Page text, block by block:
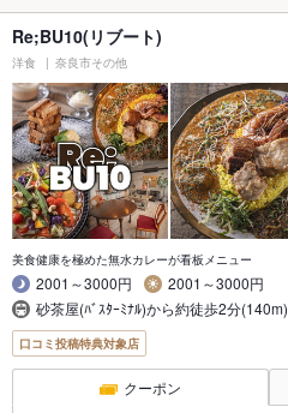
Re;BU10(リブート)
洋食 奈良市その他
美食健康を極めた無水カレーが看板メニュー
2001～3000円
2001～3000円
砂茶屋(ﾊﾞｽﾀｰﾐﾅﾙ)から約徒歩2分(140m)
口コミ投稿特典対象店
クーポン